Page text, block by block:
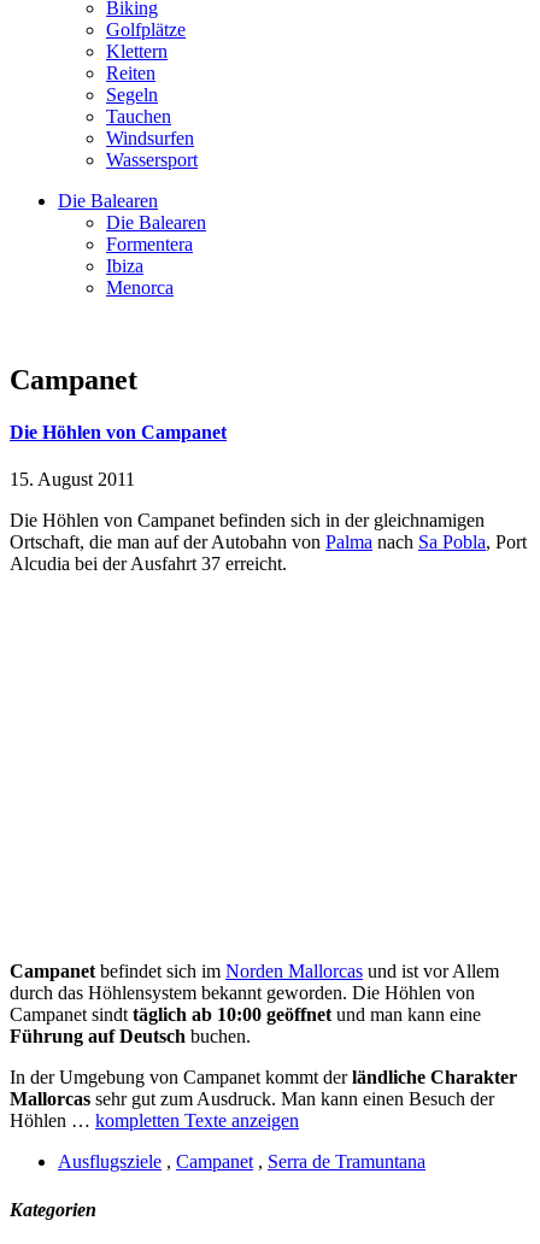
Biking
Golfplätze
Klettern
Reiten
Segeln
Tauchen
Windsurfen
Wassersport
Die Balearen
Die Balearen
Formentera
Ibiza
Menorca
Campanet
Die Höhlen von Campanet
15. August 2011
Die Höhlen von Campanet befinden sich in der gleichnamigen
Ortschaft, die man auf der Autobahn von Palma nach Sa Pobla, Port
Alcudia bei der Ausfahrt 37 erreicht.
Campanetbefindet sich im Norden Mallorcas und ist vor Allem
durch das Höhlensystem bekannt geworden. Die Höhlen von
Campanet sindttäglich ab 10:00 geöffnetund man kann eine
Führung auf Deutsch buchen.
In der Umgebung von Campanet kommt derländliche Charakter
Mallorcas sehr gut zum Ausdruck. Man kann einen Besuch der
Höhlen … kompletten Texte anzeigen
Ausflugsziele , Campanet, Serra de Tramuntana
Kategorien